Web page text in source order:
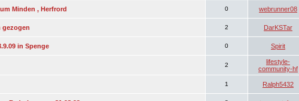
Minden , Herfrord 0 webrunner08
gezogen 2 DarKSTar
in Spenge 0 Spirit
2
lifestyle-
community-hf
1 Ralph5432